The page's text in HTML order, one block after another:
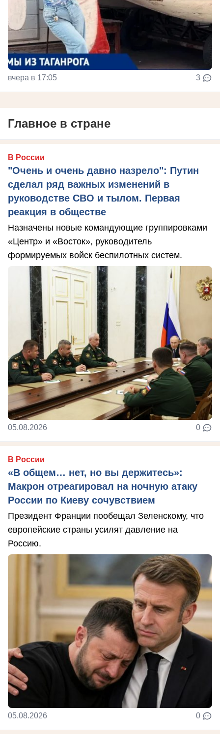
вчера в 17:05 3
Главное в стране
В России
"Очень и очень давно назрело": Путин
сделал ряд важных изменений в
руководстве СВО и тылом. Первая
реакция в обществе
Назначены новые командующие группировками
«Центр» и «Восток», руководитель
формируемых войск беспилотных систем.
05.08.2026 0
В России
«В общем… нет, но вы держитесь»:
Макрон отреагировал на ночную атаку
России по Киеву сочувствием
Президент Франции пообещал Зеленскому, что
европейские страны усилят давление на
Россию.
05.08.2026 0